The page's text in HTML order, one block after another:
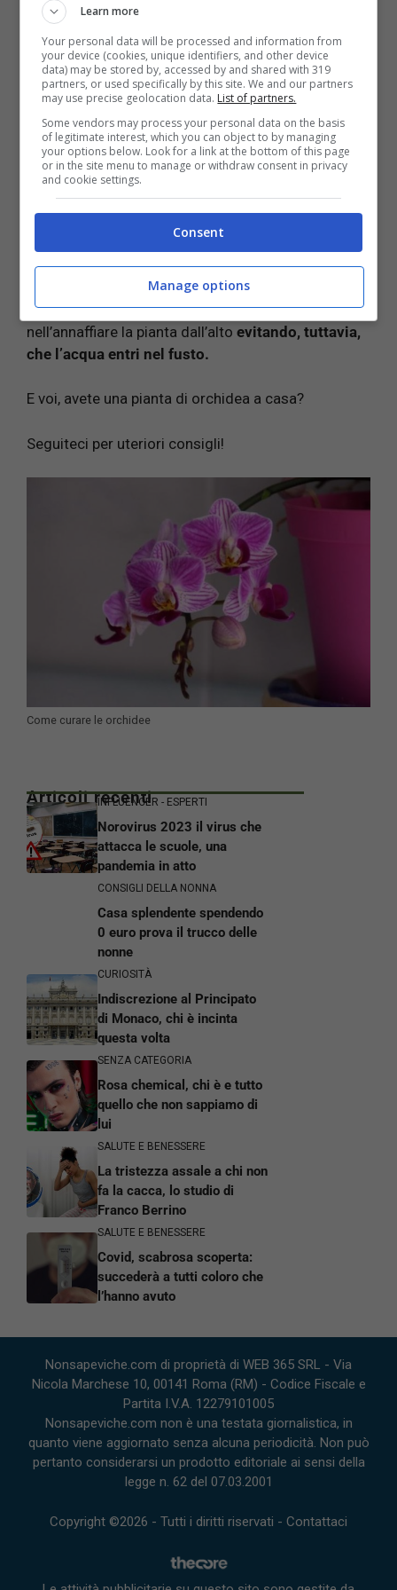
Per quanto riguarda la temperatura, invece,quella
giusta va dai 18 ai 20 gradi centigradi.
Il periodo vegetativo dell’orchidee è compreso nel
periodo primaverile ed estivo: in questo lasso di
tempo bisogna annaffiare abbondantemente questi
fiori. Per capire se l’annaffiatura è necessaria, si
può osservare il colore delle radici: se queste
sono verde-argento, bisognerò bagnare la pianta.
Le radici delle orchidee vanno annaffiate
abbondantemente, tuttavia, hanno anche bisogno
di potersi asciugare per bene.L’accortenza starà
nell’annaffiare la pianta dall’alto evitando, tuttavia,
che l’acqua entri nel fusto.
E voi, avete una pianta di orchidea a casa?
Seguiteci per uteriori consigli!
Come curare le orchidee
Articoli recentiINFLUENCER - ESPERTI
Norovirus 2023 il virus che
attacca le scuole, una
pandemia in atto
CONSIGLI DELLA NONNA
Casa splendente spendendo
0 euro prova il trucco delle
nonne
CURIOSITÀ
Indiscrezione al Principato
di Monaco, chi è incinta
questa volta
SENZA CATEGORIA
Rosa chemical, chi è e tutto
quello che non sappiamo di
lui
SALUTE E BENESSERE
La tristezza assale a chi non
fa la cacca, lo studio di
Franco Berrino
SALUTE E BENESSERE
Covid, scabrosa scoperta:
succederà a tutti coloro che
l’hanno avuto
Nonsapeviche.com di proprietà di WEB 365 SRL - Via
Nicola Marchese 10, 00141 Roma (RM) - Codice Fiscale e
Partita I.V.A. 12279101005
Nonsapeviche.com non è una testata giornalistica, in
quanto viene aggiornato senza alcuna periodicità. Non può
pertanto considerarsi un prodotto editoriale ai sensi della
legge n. 62 del 07.03.2001
Copyright ©2026 - Tutti i diritti riservati - Contattaci
Learn more
Your personal data will be processed and information from
your device (cookies, unique identifiers, and other device
data) may be stored by, accessed by and shared with 319
partners, or used specifically by this site. We and our partners
may use precise geolocation data. List of partners.
Some vendors may process your personal data on the basis
of legitimate interest, which you can object to by managing
your options below. Look for a link at the bottom of this page
or in the site menu to manage or withdraw consent in privacy
and cookie settings.
Consent
Manage options